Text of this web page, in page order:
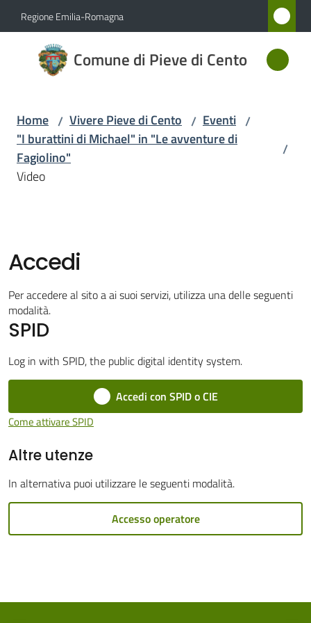
Vai al contenuto
Vai alla navigazione
Vai al footer
Regione Emilia-Romagna
Comune di Pieve di Cento
Comune
di Pieve
Amministrazione
Vivere
Pieve
di
Cento
Amministrazione
Tutti
Home / Vivere Pieve di Cento / Eventi /
"I burattini di Michael" in "Le avventure di
Fagiolino"
/
Video
Accedi
Per accedere al sito a ai suoi servizi, utilizza una delle seguenti
modalità.
SPID
Log in with SPID, the public digital identity system.
Accedi con SPID o CIE
Come attivare SPID
Altre utenze
In alternativa puoi utilizzare le seguenti modalità.
Accesso operatore